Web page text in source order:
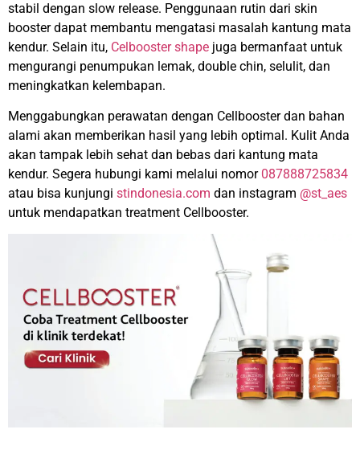
stabil dengan slow release. Penggunaan rutin dari skin
booster dapat membantu mengatasi masalah kantung mata
kendur. Selain itu, Celbooster shape juga bermanfaat untuk
mengurangi penumpukan lemak, double chin, selulit, dan
meningkatkan kelembapan.
Menggabungkan perawatan dengan Cellbooster dan bahan
alami akan memberikan hasil yang lebih optimal. Kulit Anda
akan tampak lebih sehat dan bebas dari kantung mata
kendur. Segera hubungi kami melalui nomor 087888725834
atau bisa kunjungi stindonesia.com dan instagram @st_aes
untuk mendapatkan treatment Cellbooster.